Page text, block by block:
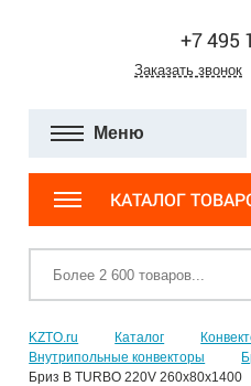
+7 495
Заказать звонок
Меню
КАТАЛОГ
KZTO.ru Каталог
Внутрипольные конвекторы
Бриз В TURBO 220V 260х80х1400